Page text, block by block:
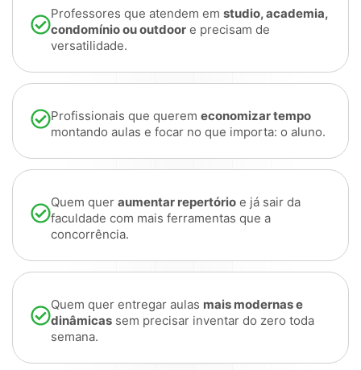
Professores que atendem em studio, academia,
condomínio ou outdoor e precisam de
versatilidade.
Profissionais que querem economizar tempo
montando aulas e focar no que importa: o aluno.
Quem quer aumentar repertório e já sair da
faculdade com mais ferramentas que a
concorrência.
Quem quer entregar aulas mais modernas e
dinâmicas sem precisar inventar do zero toda
semana.